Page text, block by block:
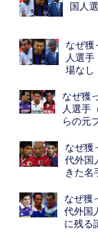
国人
なぜ獲
人選
場なし
なぜ獲
人選手
らの元
なぜ獲
代外国
きた名
なぜ獲
代外国
に残る